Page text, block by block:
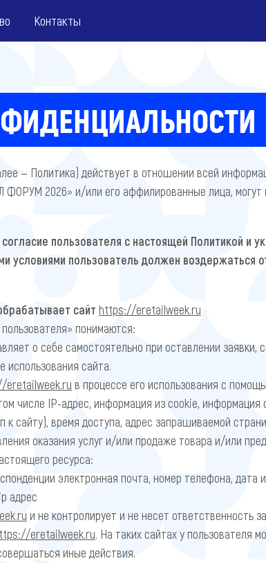
Контакты
— Политика) действует в отношении всей
2026» и/или его аффилированные лица, могут
пользователя с настоящей Политикой и
условиями пользователь должен воздержаться
сайт https://eretailweek.ru
понимаются:
о себе самостоятельно при оставлении заявки,
использования сайта.
в процессе его использования с
числе IP-адрес, информация из cookie, информация
сайту), время доступа, адрес запрашиваемой
оказания услуг и/или продаже товара и/или
ресурса:
электронная почта, номер телефона, дата
адрес
и не контролирует и не несет ответственность
eretailweek.ru. На таких сайтах у пользователя
иные действия.